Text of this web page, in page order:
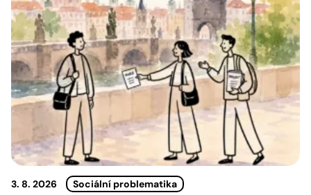
3. 8. 2026 Sociální problematika